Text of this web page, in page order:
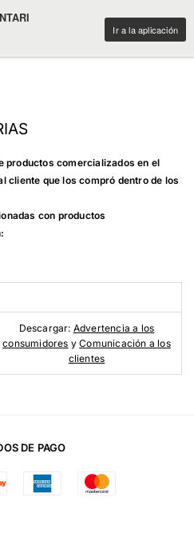
Ir a la aplicación
productos comercializados en el
cliente que los compró dentro de los
con productos
Descargar: Advertencia a los
consumidores yComunicación a los
clientes
DE PAGO